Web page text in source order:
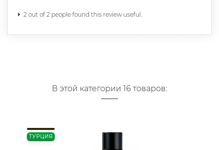
2 out of 2 people found this review useful.
В этой категории 16 товаров:
ТУРЦИЯ